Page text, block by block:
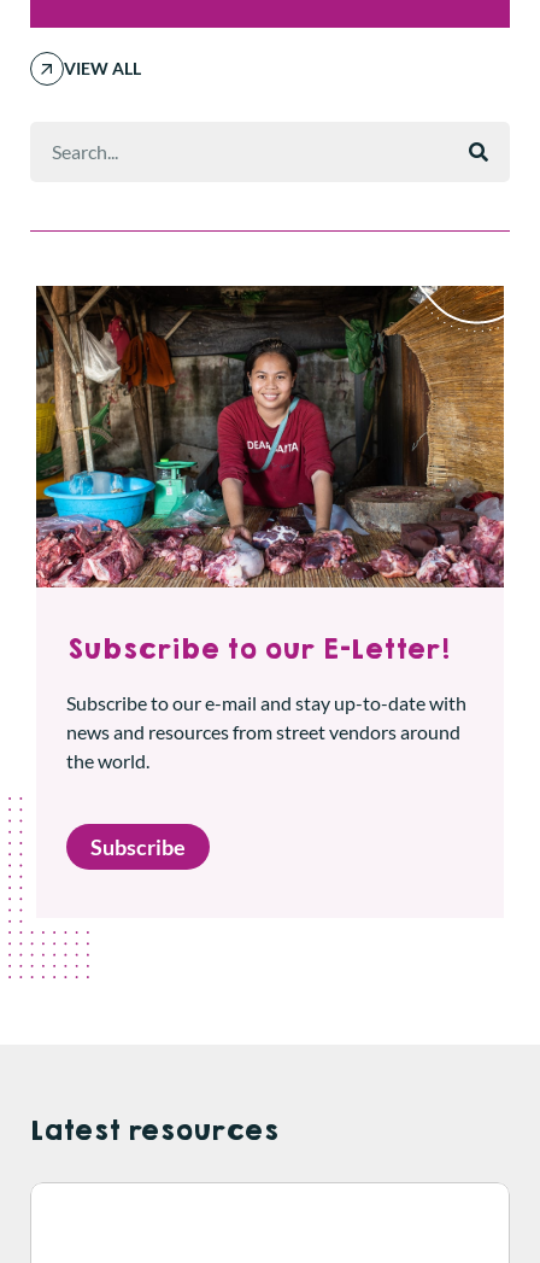
VIEW ALL
Subscribe to our E-Letter!
Subscribe to our e-mail and stay up-to-date with
news and resources from street vendors around
the world.
Subscribe
Latest resources